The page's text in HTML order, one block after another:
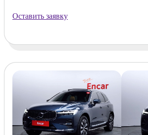
Оставить заявку